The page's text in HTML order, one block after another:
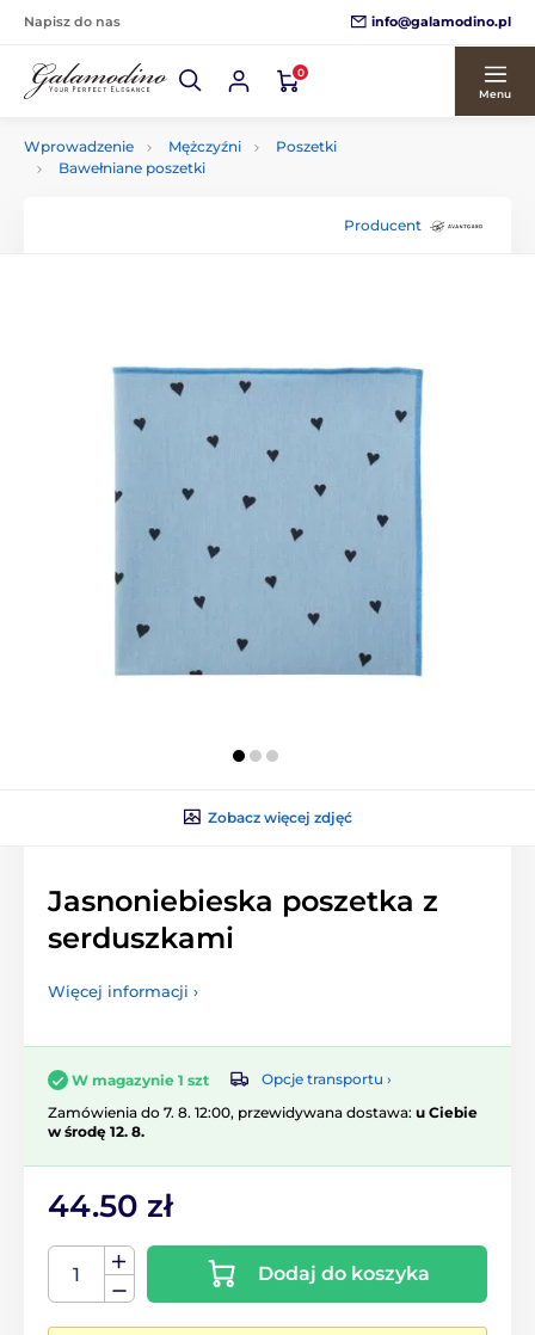
Napisz do nas info@galamodino.pl
0
Menu
Wprowadzenie Mężczyźni
Poszetki
Bawełniane poszetki
Producent
Zobacz więcej zdjęć
Jasnoniebieska poszetka z
serduszkami
Więcej informacji ›
W magazynie 1 szt
Opcje transportu ›
Zamówienia do 7. 8. 12:00, przewidywana dostawa: u Ciebie
w środę 12. 8.
44.50 zł
Dodaj do koszyka